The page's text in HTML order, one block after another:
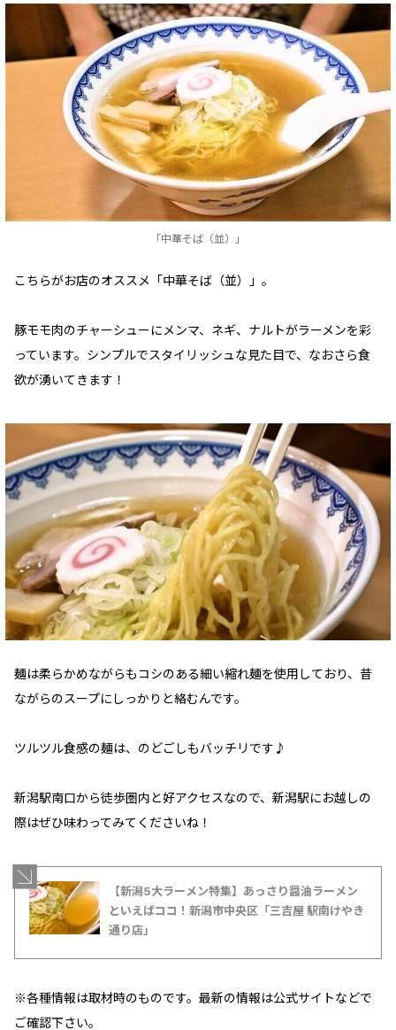
「中華そば（並）」
こちらがお店のオススメ「中華そば（並）」。
豚モモ肉のチャーシューにメンマ、ネギ、ナルトがラーメンを彩
っています。シンプルでスタイリッシュな見た目で、なおさら食
欲が湧いてきます！
麺は柔らかめながらもコシのある細い縮れ麺を使用しており、昔
ながらのスープにしっかりと絡むんです。
ツルツル食感の麺は、のどごしもバッチリです♪
新潟駅南口から徒歩圏内と好アクセスなので、新潟駅にお越しの
際はぜひ味わってみてくださいね！
【新潟5大ラーメン特集】あっさり醤油ラーメン
といえばココ！新潟市中央区「三吉屋 駅南けやき
通り店」
※各種情報は取材時のものです。最新の情報は公式サイトなどで
ご確認下さい。